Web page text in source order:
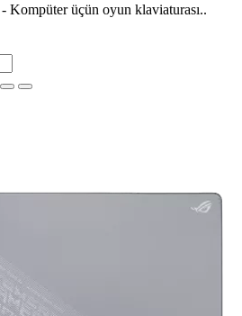
üçün oyun klaviaturası..